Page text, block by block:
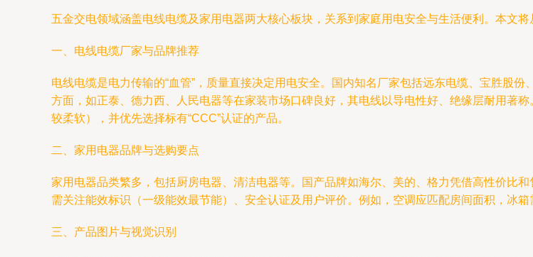
五金交电领域涵盖电线电缆及家用电器两大核心板块，关系到家庭用电安全与生活便利。本文
一、电线电缆厂家与品牌推荐
电线电缆是电力传输的“血管”，质量直接决定用电安全。国内知名厂家包括远东电缆、宝胜股
方面，如正泰、德力西、人民电器等在家装市场口碑良好，其电线以导电性好、绝缘层耐用著
较柔软），并优先选择标有“CCC”认证的产品。
二、家用电器品牌与选购要点
家用电器品类繁多，包括厨房电器、清洁电器等。国产品牌如海尔、美的、格力凭借高性价比
需关注能效标识（一级能效最节能）、安全认证及用户评价。例如，空调应匹配房间面积，冰箱
三、产品图片与视觉识别